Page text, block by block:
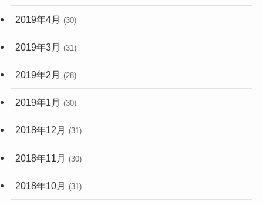
2019年4月 (30)
2019年3月 (31)
2019年2月 (28)
2019年1月 (30)
2018年12月 (31)
2018年11月 (30)
2018年10月 (31)